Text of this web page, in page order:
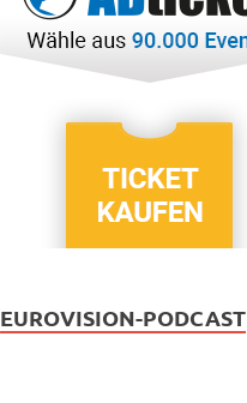
EUROVISION-PODCAST